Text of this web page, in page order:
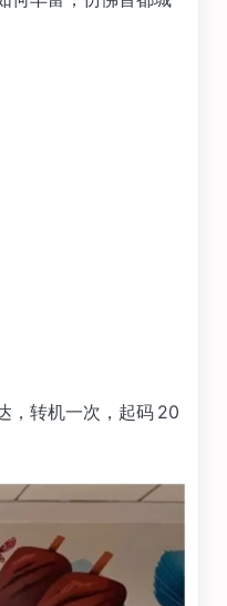
，转机一次，起码 20